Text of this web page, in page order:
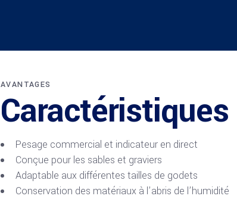
AVANTAGES
Caractéristiques
Pesage commercial et indicateur en direct
Conçue pour les sables et graviers
Adaptable aux différentes tailles de godets
Conservation des matériaux à l’abris de l’humidité